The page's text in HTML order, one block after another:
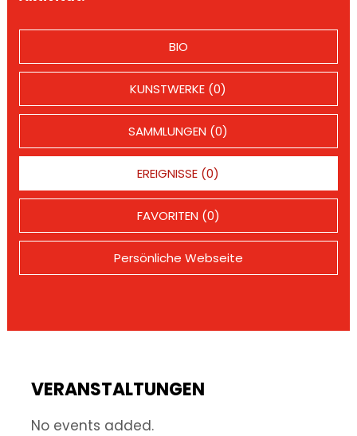
BIO
KUNSTWERKE (0)
SAMMLUNGEN (0)
EREIGNISSE (0)
FAVORITEN (0)
Persönliche Webseite
VERANSTALTUNGEN
No events added.